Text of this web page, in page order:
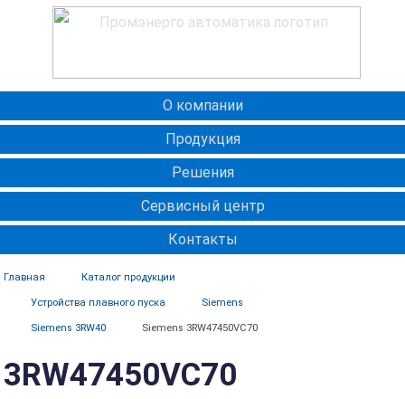
О компании
Продукция
Решения
Сервисный центр
Контакты
Главная Каталог продукции
Устройства плавного пуска Siemens
Siemens 3RW40 Siemens 3RW47450VC70
3RW47450VC70